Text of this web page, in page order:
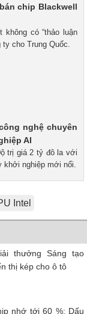
chip Blackwell
không có “thảo luận
cho Trung Quốc.
nghệ chuyên
AI
trị giá 2 tỷ đô la với
nghiệp mới nổi.
Intel
thưởng Sáng tạo
thị kép cho ô tô
nhớ tới 60 %: Dấu